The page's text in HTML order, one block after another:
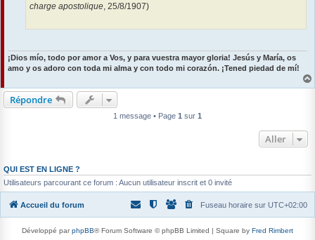
charge apostolique, 25/8/1907)
.
¡Dios mío, todo por amor a Vos, y para vuestra mayor gloria! Jesús y María, os
amo y os adoro con toda mi alma y con todo mi corazón. ¡Tened piedad de mí!
Répondre
1 message • Page 1 sur 1
Aller
QUI EST EN LIGNE ?
Utilisateurs parcourant ce forum : Aucun utilisateur inscrit et 0 invité
Accueil du forum Fuseau horaire sur UTC+02:00
Développé parphpBB® Forum Software © phpBB Limited | Square by Fred Rimbert